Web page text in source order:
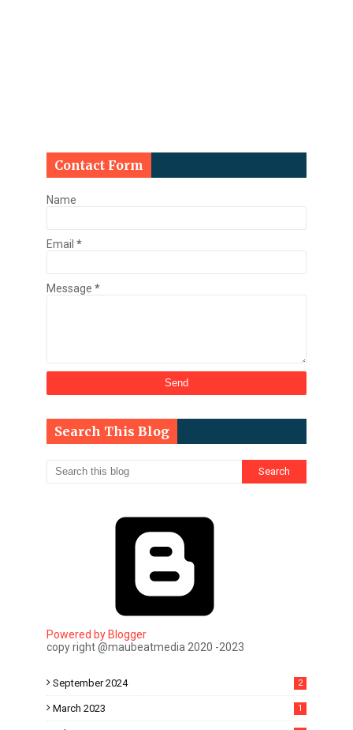
Contact Form
Name
Email *
Message *
Search This Blog
Powered by Blogger
copy right @maubeatmedia 2020 -2023
September 2024 2
March 2023 1